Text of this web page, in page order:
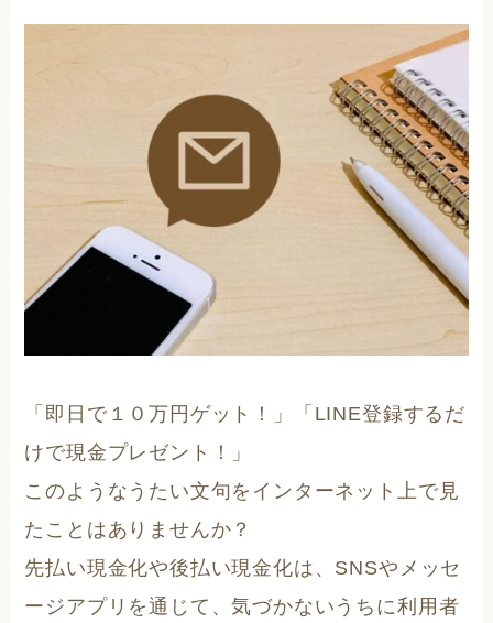
「即日で１０万円ゲット！」「LINE登録するだ
けで現金プレゼント！」
このようなうたい文句をインターネット上で見
たことはありませんか？
先払い現金化や後払い現金化は、SNSやメッセ
ージアプリを通じて、気づかないうちに利用者